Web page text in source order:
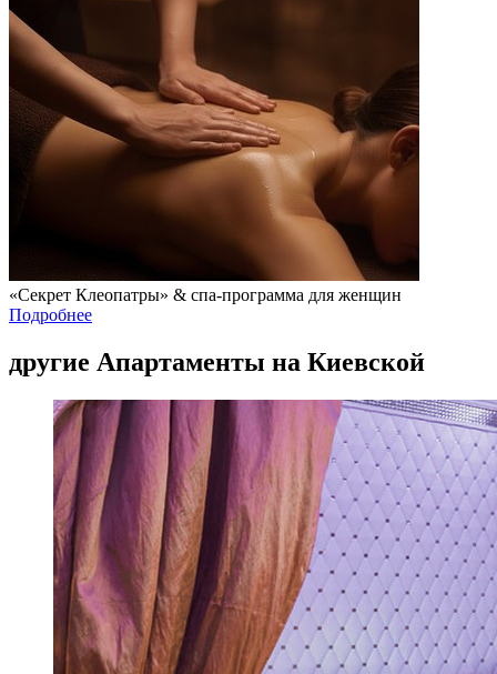
«Секрет Клеопатры» & спа-программа для женщин
Подробнее
другие Апартаменты на Киевской